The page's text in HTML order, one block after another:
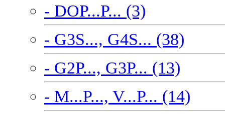
- DOP...P... (3)
- G3S..., G4S... (38)
- G2P..., G3P... (13)
- M...P..., V...P... (14)